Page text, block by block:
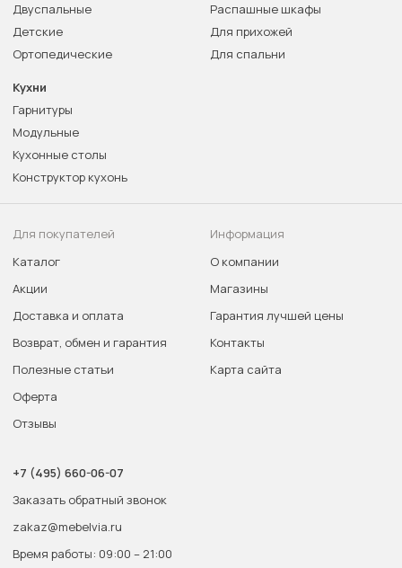
Двуспальные
Детские
Ортопедические
Распашные шкафы
Для прихожей
Для спальни
Кухни
Гарнитуры
Модульные
Кухонные столы
Конструктор кухонь
Для покупателей
Каталог
Акции
Доставка и оплата
Возврат, обмен и гарантия
Полезные статьи
Оферта
Отзывы
Информация
О компании
Магазины
Гарантия лучшей цены
Контакты
Карта сайта
+7 (495) 660-06-07
Заказать обратный звонок
zakaz@mebelvia.ru
Время работы: 09:00 – 21:00